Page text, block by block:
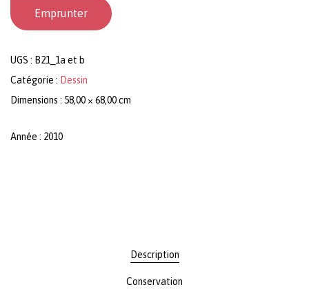
Emprunter
UGS : B21_1a et b
Catégorie : Dessin
Dimensions : 58,00 × 68,00 cm
Année : 2010
Description
Conservation